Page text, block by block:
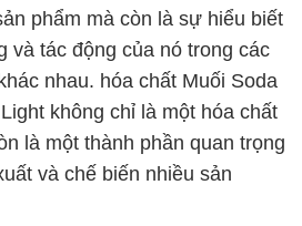
phẩm mà còn là sự hiểu biết
và tác động của nó trong các
nhau. hóa chất Muối Soda
không chỉ là một hóa chất
là một thành phần quan trọng
và chế biến nhiều sản